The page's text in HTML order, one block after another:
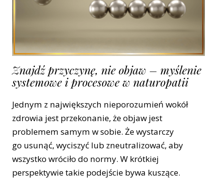
Znajdź przyczynę, nie objaw – myślenie
systemowe i procesowe w naturopatii
Jednym z największych nieporozumień wokół
zdrowia jest przekonanie, że objaw jest
problemem samym w sobie. Że wystarczy
go usunąć, wyciszyć lub zneutralizować, aby
wszystko wróciło do normy. W krótkiej
perspektywie takie podejście bywa kuszące.